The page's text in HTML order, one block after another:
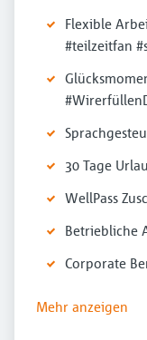
Flexible
#teilzeitfan
30 Tage
WellPass
Betriebliche
Corporate
Mehr anzeigen